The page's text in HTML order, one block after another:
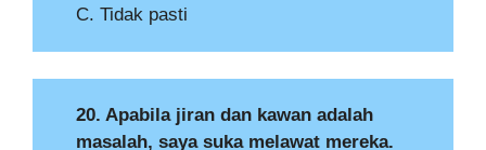
C. Tidak pasti
20. Apabila jiran dan kawan adalah
masalah, saya suka melawat mereka.